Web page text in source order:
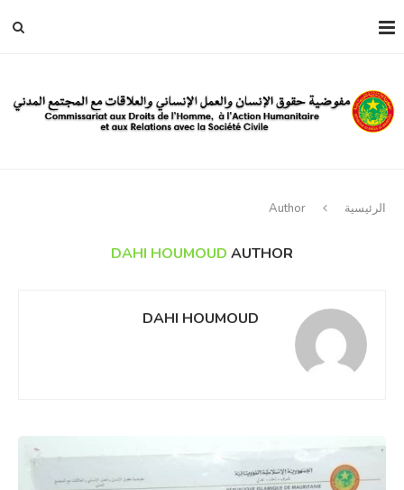
الرئيسية Author
AUTHOR
DAHI HOUMOUD
DAHI HOUMOUD